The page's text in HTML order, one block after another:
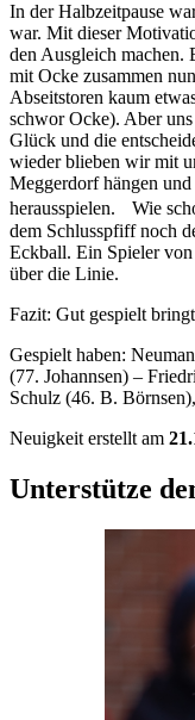
In der Halbzeitpause
war. Mit dieser
den Ausgleich machen.
mit Ocke zusammen
Abseitstoren kaum
schwor Ocke). Aber
Glück und die
wieder blieben wir mit
Meggerdorf hängen
herausspielen. Wie
dem Schlusspfiff noch
Eckball. Ein Spieler
über die Linie.
Fazit: Gut gespielt
Gespielt haben:
(77. Johannsen) –
Schulz (46. B.
Neuigkeit erstellt am
Unterstütze